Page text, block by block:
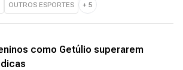
OUTROS ESPORTES + 5
como Getúlio superarem